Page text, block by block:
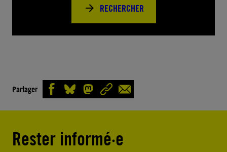
RECHERCHER
Partager
Rester informé·e